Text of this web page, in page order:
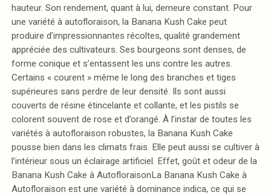
hauteur. Son rendement, quant à lui, demeure constant. Pour
une variété à autofloraison, la Banana Kush Cake peut
produire d’impressionnantes récoltes, qualité grandement
appréciée des cultivateurs. Ses bourgeons sont denses, de
forme conique et s’entassent les uns contre les autres.
Certains « courent » même le long des branches et tiges
supérieures sans perdre de leur densité. Ils sont aussi
couverts de résine étincelante et collante, et les pistils se
colorent souvent de rose et d’orangé. À l’instar de toutes les
variétés à autofloraison robustes, la Banana Kush Cake
pousse bien dans les climats frais. Elle peut aussi se cultiver à
l’intérieur sous un éclairage artificiel. Effet, goût et odeur de la
Banana Kush Cake à AutofloraisonLa Banana Kush Cake à
Autofloraison est une variété à dominance indica, ce qui se